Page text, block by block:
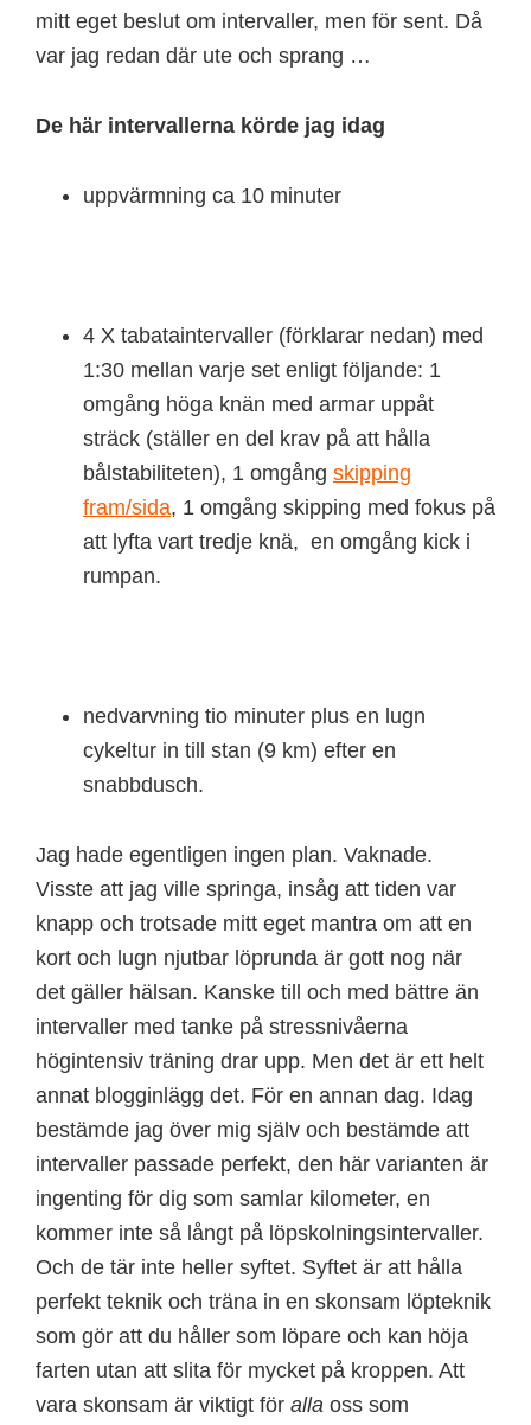
mitt eget beslut om intervaller, men för sent. Då
var jag redan där ute och sprang …
De här intervallerna körde jag idag
uppvärmning ca 10 minuter
4 X tabataintervaller (förklarar nedan) med
1:30 mellan varje set enligt följande: 1
omgång höga knän med armar uppåt
sträck (ställer en del krav på att hålla
bålstabiliteten), 1 omgång skipping
fram/sida, 1 omgång skipping med fokus på
att lyfta vart tredje knä, en omgång kick i
rumpan.
nedvarvning tio minuter plus en lugn
cykeltur in till stan (9 km) efter en
snabbdusch.
Jag hade egentligen ingen plan. Vaknade.
Visste att jag ville springa, insåg att tiden var
knapp och trotsade mitt eget mantra om att en
kort och lugn njutbar löprunda är gott nog när
det gäller hälsan. Kanske till och med bättre än
intervaller med tanke på stressnivåerna
högintensiv träning drar upp. Men det är ett helt
annat blogginlägg det. För en annan dag. Idag
bestämde jag över mig själv och bestämde att
intervaller passade perfekt, den här varianten är
ingenting för dig som samlar kilometer, en
kommer inte så långt på löpskolningsintervaller.
Och de tär inte heller syftet. Syftet är att hålla
perfekt teknik och träna in en skonsam löpteknik
som gör att du håller som löpare och kan höja
farten utan att slita för mycket på kroppen. Att
vara skonsam är viktigt för alla oss som